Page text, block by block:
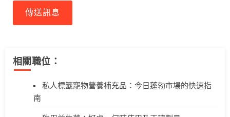
傳送訊息
相關職位：
私人標籤寵物營養補充品：今日蓬勃市場的快速指
南